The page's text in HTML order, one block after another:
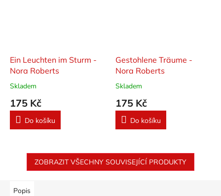
Ein Leuchten im Sturm -
Nora Roberts
Skladem
175 Kč
Do košíku
Gestohlene Träume -
Nora Roberts
Skladem
175 Kč
Do košíku
ZOBRAZIT VŠECHNY SOUVISEJÍCÍ PRODUKTY
Popis